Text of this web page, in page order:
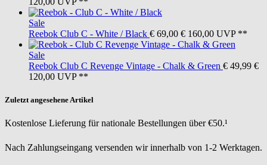
Sale
Reebok Club C - White / Black € 69,00 € 160,00 UVP **
Sale
Reebok Club C Revenge Vintage - Chalk & Green € 49,99 €
120,00 UVP **
Zuletzt angesehene Artikel
Kostenlose Lieferung für nationale Bestellungen über €50.¹
Nach Zahlungseingang versenden wir innerhalb von 1-2 Werktagen.